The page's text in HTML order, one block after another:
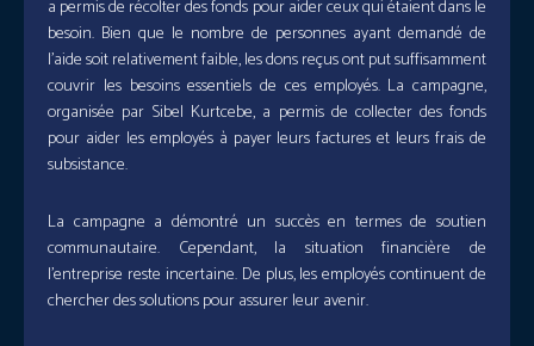
a permis de récolter des fonds pour aider ceux qui étaient dans le
besoin. Bien que le nombre de personnes ayant demandé de
l’aide soit relativement faible, les dons reçus ont put suffisamment
couvrir les besoins essentiels de ces employés. La campagne,
organisée par Sibel Kurtcebe, a permis de collecter des fonds
pour aider les employés à payer leurs factures et leurs frais de
subsistance.
La campagne a démontré un succès en termes de soutien
communautaire. Cependant, la situation financière de
l’entreprise reste incertaine. De plus, les employés continuent de
chercher des solutions pour assurer leur avenir.